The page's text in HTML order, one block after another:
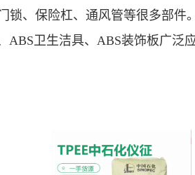
锁、保险杠、通风管等很多部件
ABS卫生洁具、ABS装饰板广泛